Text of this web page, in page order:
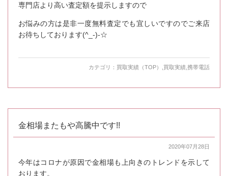
専門店より高い査定額を提示しますので
お悩みの方は是非一度無料査定でも宜しいですのでご来店
お待ちしております(^_-)-☆
カテゴリ： 買取実績（TOP） 買取実績 携帯電話
金相場またもや高騰中です!!
2020年07月28日
今年はコロナが原因で金相場も上向きのトレンドを示して
おります。